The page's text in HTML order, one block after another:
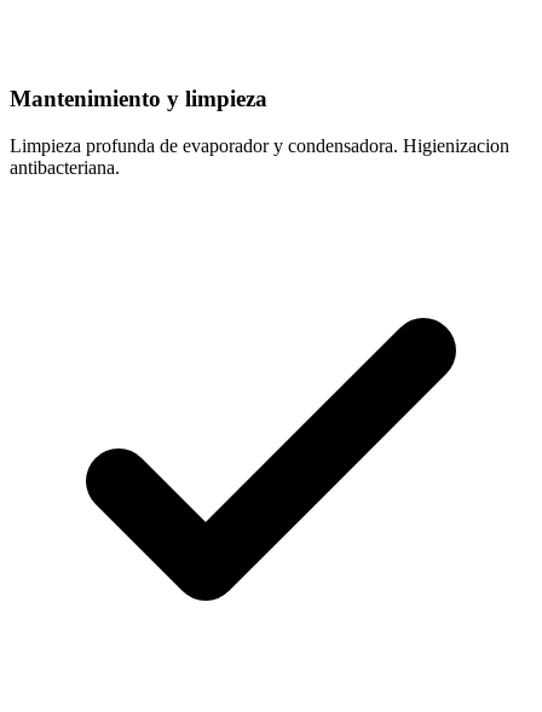
Mantenimiento y limpieza
Limpieza profunda de evaporador y condensadora. Higienizacion
antibacteriana.